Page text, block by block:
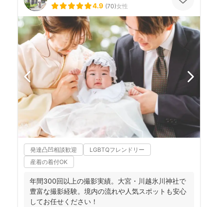
4.9 (70)女性
発達凸凹相談歓迎
LGBTQフレンドリー
産着の着付OK
年間300回以上の撮影実績。大宮・川越氷川神社で
豊富な撮影経験。境内の流れや人気スポットも安心
してお任せください！